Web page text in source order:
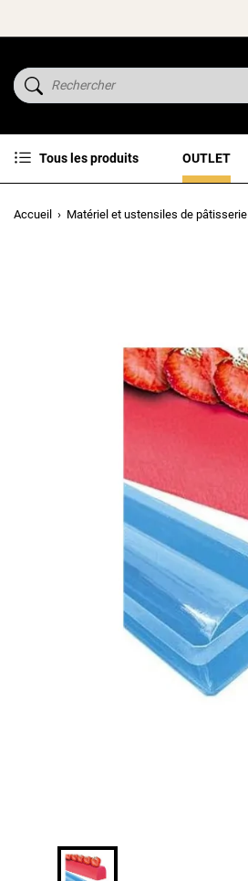
Tous les produits OUTLET
Accueil Matériel et ustensiles de pâtisserie